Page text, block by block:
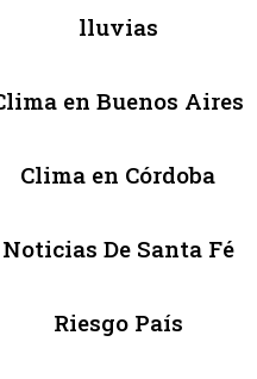
lluvias
en Buenos Aires
Clima en Córdoba
Noticias De Santa Fé
Riesgo País